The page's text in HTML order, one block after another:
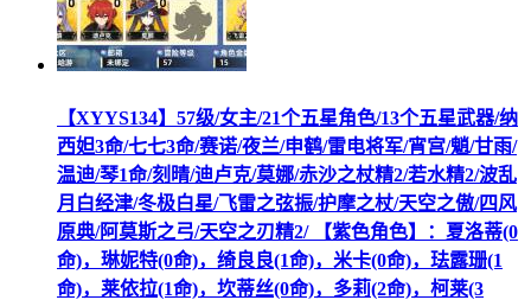
【XYYS134】57级/女主/21个五星角色/13个五星武器/纳
西妲3命/七七3命/赛诺/夜兰/申鹤/雷电将军/宵宫/魈/甘雨/
温迪/琴1命/刻晴/迪卢克/莫娜/赤沙之杖精2/若水精2/波乱
月白经津/冬极白星/飞雷之弦振/护摩之杖/天空之傲/四风
原典/阿莫斯之弓/天空之刃精2/ 【紫色角色】：夏洛蒂(0
命)，琳妮特(0命)，绮良良(1命)，米卡(0命)，珐露珊(1
命)，莱依拉(1命)，坎蒂丝(0命)，多莉(2命)，柯莱(3